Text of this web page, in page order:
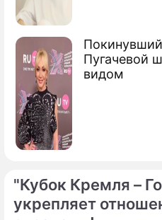
Пугачевой
видом
"Кубок Кремля –
укрепляет